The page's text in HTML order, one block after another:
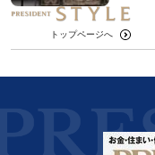
トップページへ